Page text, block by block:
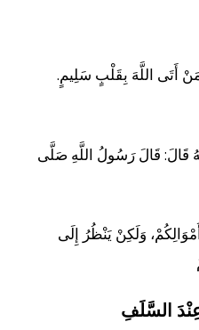
مَنْ أَتَى اللَّهَ بِقَلْبٍ سَلِيمٍ.
قَالَ: قَالَ رَسُولُ اللَّهِ صَلَّى
وَلَكِنْ يَنْظُرُ إِلَى